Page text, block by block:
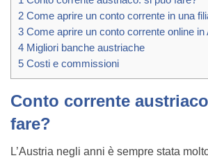
2 Come aprire un conto corrente in una
3 Come aprire un conto corrente online in
4 Migliori banche austriache
5 Costi e commissioni
Conto corrente
fare?
L’Austria negli anni è sempre stata